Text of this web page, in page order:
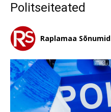
Politseiteated
Raplamaa Sõnumid